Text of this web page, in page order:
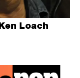
Loach